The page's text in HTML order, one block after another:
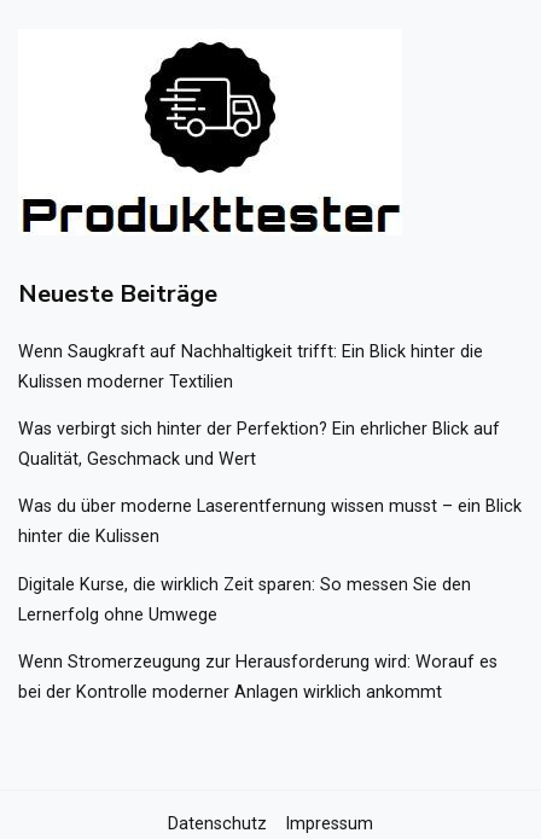
Neueste Beiträge
Wenn Saugkraft auf Nachhaltigkeit trifft: Ein Blick hinter die
Kulissen moderner Textilien
Was verbirgt sich hinter der Perfektion? Ein ehrlicher Blick auf
Qualität, Geschmack und Wert
Was du über moderne Laserentfernung wissen musst – ein Blick
hinter die Kulissen
Digitale Kurse, die wirklich Zeit sparen: So messen Sie den
Lernerfolg ohne Umwege
Wenn Stromerzeugung zur Herausforderung wird: Worauf es
bei der Kontrolle moderner Anlagen wirklich ankommt
Datenschutz Impressum